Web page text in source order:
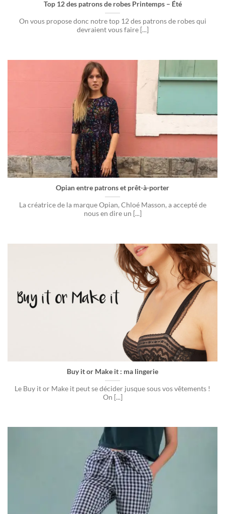
Top 12 des patrons de robes Printemps – Été
On vous propose donc notre top 12 des patrons de robes qui
devraient vous faire [...]
Opian entre patrons et prêt-à-porter
La créatrice de la marque Opian, Chloé Masson, a accepté de
nous en dire un [...]
Buy it or Make it : ma lingerie
Le Buy it or Make it peut se décider jusque sous vos vêtements !
On [...]